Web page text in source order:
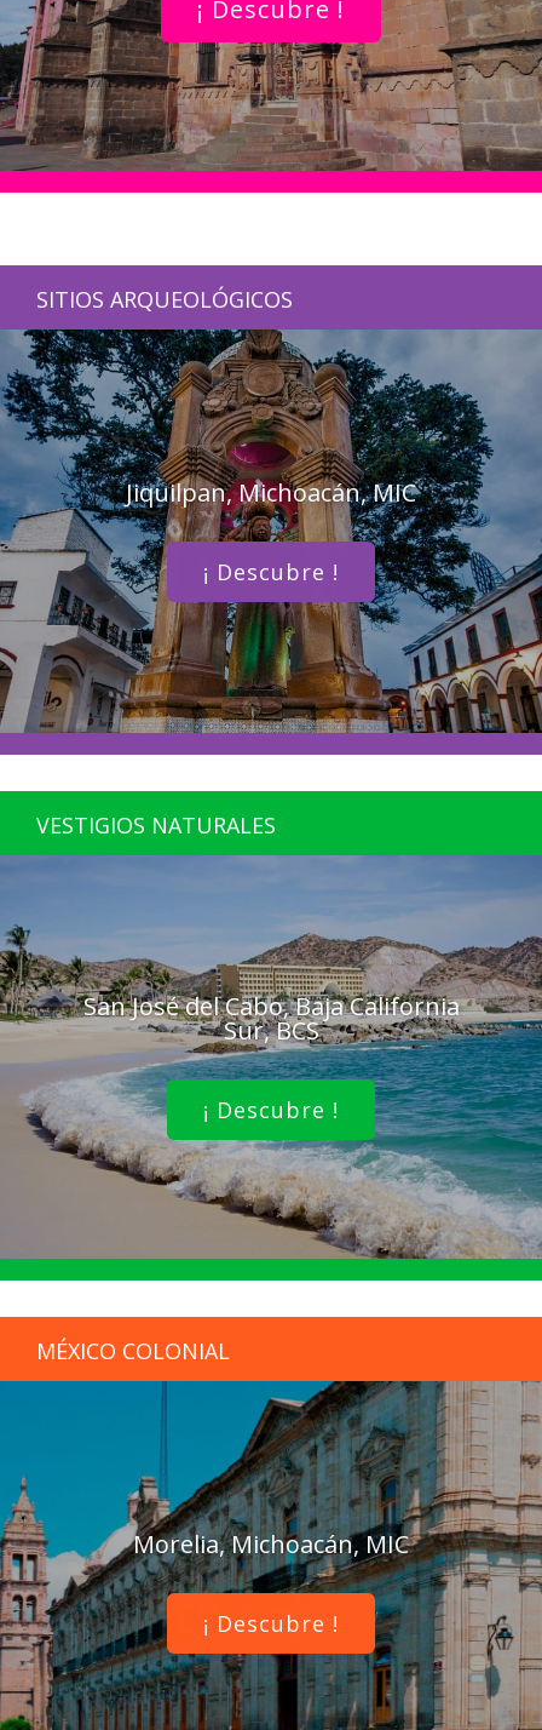
¡ Descubre !
SITIOS ARQUEOLÓGICOS
Jiquilpan, Michoacán, MIC
¡ Descubre !
VESTIGIOS NATURALES
San José del Cabo, Baja California
Sur, BCS
¡ Descubre !
MÉXICO COLONIAL
Morelia, Michoacán, MIC
¡ Descubre !